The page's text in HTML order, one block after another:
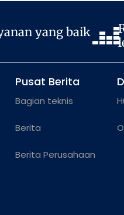
yang baik
Pusat Berita
Bagian teknis
Berita
Berita Perusahaan